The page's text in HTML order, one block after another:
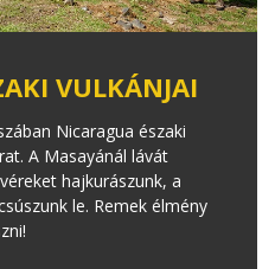
VULKÁNJAI
Nicaragua északi
A Masayánál lávát
hajkurászunk, a
le. Remek élmény